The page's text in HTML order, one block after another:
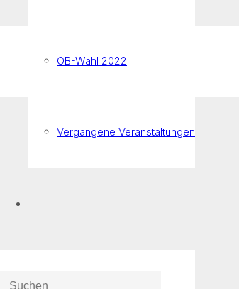
OB-Wahl 2022
Vergangene Veranstaltungen